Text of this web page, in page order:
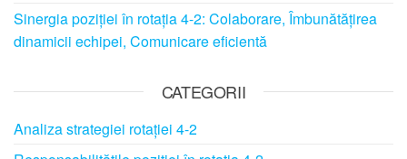
Sinergia poziției în rotația 4-2: Colaborare, Îmbunătățirea
dinamicii echipei, Comunicare eficientă
CATEGORII
Analiza strategiei rotației 4-2